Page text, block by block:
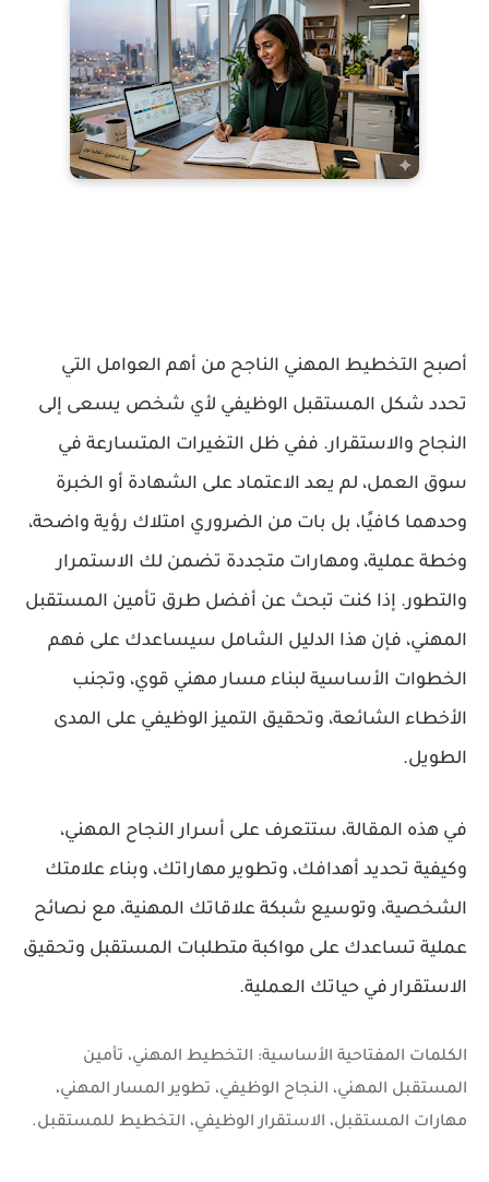
أصبح التخطيط المهني الناجح من أهم العوامل التي
تحدد شكل المستقبل الوظيفي لأي شخص يسعى إلى
النجاح والاستقرار. ففي ظل التغيرات المتسارعة في
سوق العمل، لم يعد الاعتماد على الشهادة أو الخبرة
وحدهما كافيًا، بل بات من الضروري امتلاك رؤية واضحة،
وخطة عملية، ومهارات متجددة تضمن لك الاستمرار
والتطور. إذا كنت تبحث عن أفضل طرق تأمين المستقبل
المهني، فإن هذا الدليل الشامل سيساعدك على فهم
الخطوات الأساسية لبناء مسار مهني قوي، وتجنب
الأخطاء الشائعة، وتحقيق التميز الوظيفي على المدى
الطويل.
في هذه المقالة، ستتعرف على أسرار النجاح المهني،
وكيفية تحديد أهدافك، وتطوير مهاراتك، وبناء علامتك
الشخصية، وتوسيع شبكة علاقاتك المهنية، مع نصائح
عملية تساعدك على مواكبة متطلبات المستقبل وتحقيق
الاستقرار في حياتك العملية.
الكلمات المفتاحية الأساسية: التخطيط المهني، تأمين
المستقبل المهني، النجاح الوظيفي، تطوير المسار المهني،
مهارات المستقبل، الاستقرار الوظيفي، التخطيط للمستقبل.